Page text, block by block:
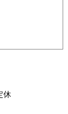
休